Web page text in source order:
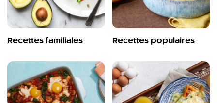
Recettes familiales Recettes populaires